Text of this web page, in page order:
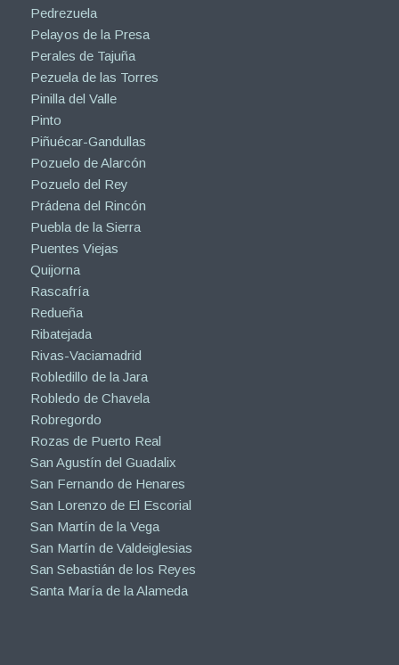
Pedrezuela
Pelayos de la Presa
Perales de Tajuña
Pezuela de las Torres
Pinilla del Valle
Pinto
Piñuécar-Gandullas
Pozuelo de Alarcón
Pozuelo del Rey
Prádena del Rincón
Puebla de la Sierra
Puentes Viejas
Quijorna
Rascafría
Redueña
Ribatejada
Rivas-Vaciamadrid
Robledillo de la Jara
Robledo de Chavela
Robregordo
Rozas de Puerto Real
San Agustín del Guadalix
San Fernando de Henares
San Lorenzo de El Escorial
San Martín de la Vega
San Martín de Valdeiglesias
San Sebastián de los Reyes
Santa María de la Alameda